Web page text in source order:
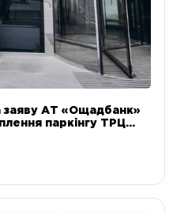
заяву АТ «Ощадбанк»
паркінгу ТРЦ